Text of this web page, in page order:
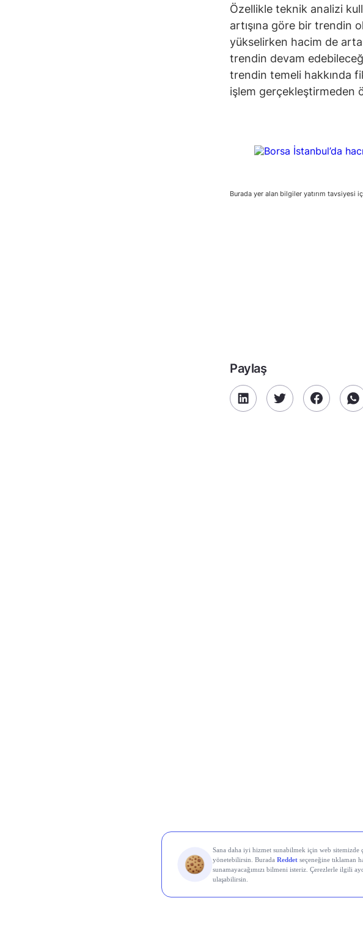
Özellikle teknik analizi
artışına göre bir trendin
yükselirken hacim de
trendin devam
trendin temeli hakkında
işlem gerçekleştirmeden
Burada yer alan bilgiler yatırım tavsiyesi
Paylaş